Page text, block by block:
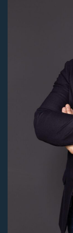
Huur conditie
per maand
Bestaande bouw